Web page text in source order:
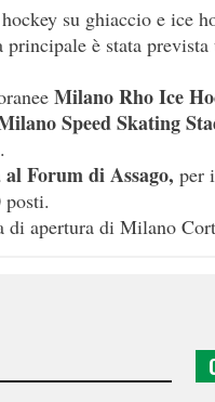
su ghiaccio e ice
è stata
Milano Rho Ice
Speed Skating
Forum di Assago, per
di apertura di Milano